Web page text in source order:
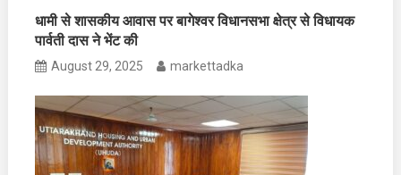
धामी से शासकीय आवास पर बागेश्वर विधानसभा क्षेत्र से विधायक
पार्वती दास ने भेंट की
August 29, 2025 markettadka